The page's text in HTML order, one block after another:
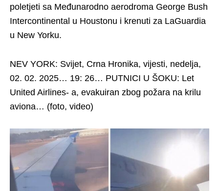
poletjeti sa Međunarodno aerodroma George Bush
Intercontinental u Houstonu i krenuti za LaGuardia
u New Yorku.
NEV YORK: Svijet, Crna Hronika, vijesti, nedelja,
02. 02. 2025… 19: 26… PUTNICI U ŠOKU: Let
United Airlines- a, evakuiran zbog požara na krilu
aviona… (foto, video)